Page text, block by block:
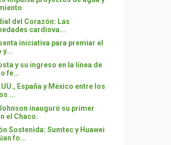
del Corazón: Las
cardiova...
iniciativa para premiar el
y...
y su ingreso en la línea de
fe...
España y México entre los
...
inauguró su primer
el Chaco.
Sostenida: Sumtec y Huawei
fo...